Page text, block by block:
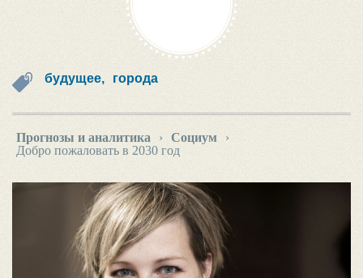
будущее, города
Прогнозы и аналитика › Социум
›
Добро пожаловать в 2030 год